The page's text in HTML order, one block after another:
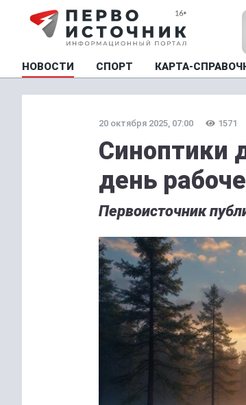
НОВОСТИ СПОРТ КАРТА-
20 октября 2025, 07:00 1571
Синоптики
день
Первоисточник